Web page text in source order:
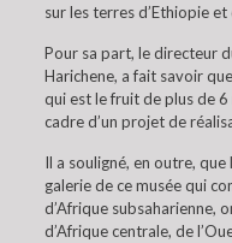
sur les terres d’Ethiopie et
Pour sa part, le directeur
Harichene, a fait savoir
qui est le fruit de plus de
cadre d’un projet de
Il a souligné, en outre,
galerie de ce musée qui
d’Afrique subsaharienne,
d’Afrique centrale, de